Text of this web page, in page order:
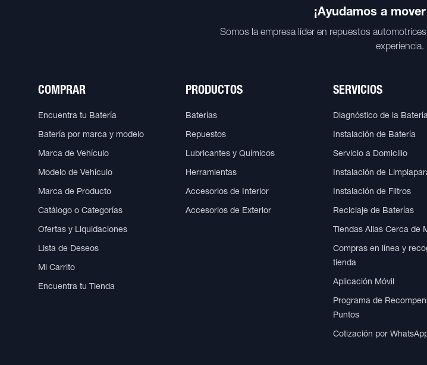
¡Ayudamos a
Somos la empresa líder en repuestos
experiencia.
COMPRAR
Encuentra tu Batería
Batería por marca y modelo
Marca de Vehículo
Modelo de Vehículo
Marca de Producto
Catálogo o Categorías
Ofertas y Liquidaciones
Lista de Deseos
Mi Carrito
Encuentra tu Tienda
PRODUCTOS
Baterías
Repuestos
Lubricantes y Químicos
Herramientas
Accesorios de Interior
Accesorios de Exterior
SERVICIOS
Diagnóstico de la
Instalación de Batería
Servicio a Domicilio
Instalación de
Instalación de Filtros
Reciclaje de Baterías
Tiendas Allas Cerca de
Compras en línea y
tienda
Aplicación Móvil
Programa de
Puntos
Cotización por